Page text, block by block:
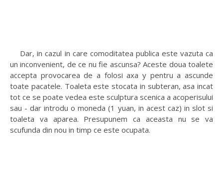
Dar, in cazul in care comoditatea publica este vazuta ca
un inconvenient, de ce nu fie ascunsa? Aceste doua toalete
accepta provocarea de a folosi axa y pentru a ascunde
toate pacatele. Toaleta este stocata in subteran, asa incat
tot ce se poate vedea este sculptura scenica a acoperisului
sau - dar introdu o moneda (1 yuan, in acest caz) in slot si
toaleta va aparea. Presupunem ca aceasta nu se va
scufunda din nou in timp ce este ocupata.